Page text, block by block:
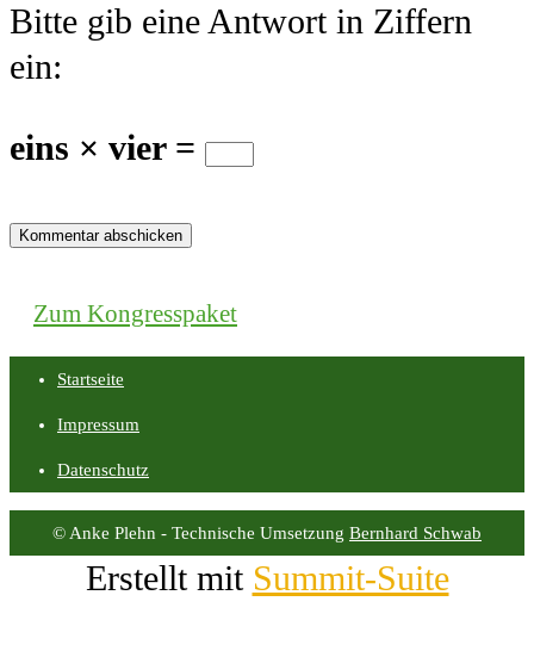
Bitte gib eine Antwort in Ziffern
ein:
eins × vier =
Zum Kongresspaket
Startseite
Impressum
Datenschutz
© Anke Plehn - Technische Umsetzung Bernhard Schwab
Erstellt mit Summit-Suite